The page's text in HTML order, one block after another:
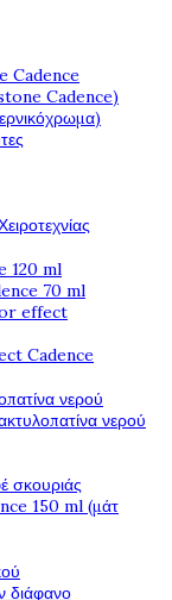
Cadence
stone Cadence)
120 ml
70 ml
effect
Cadence
νερού
νερού
σκουριάς
150 ml (μάτ
διάφανο